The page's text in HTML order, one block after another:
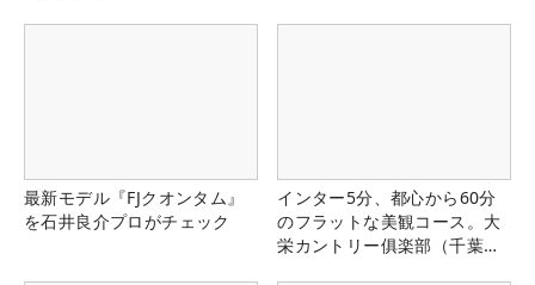
最新モデル『FJクオンタム』
を石井良介プロがチェック
インター5分、都心から60分
のフラットな美観コース。大
栄カントリー俱楽部（千葉